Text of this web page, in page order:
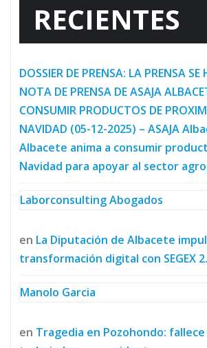
RECIENTES
DOSSIER DE PRENSA: LA PRENSA SE
NOTA DE PRENSA DE ASAJA
CONSUMIR PRODUCTOS DE
NAVIDAD (05-12-2025) – ASAJA
Albacete anima a consumir
Navidad para apoyar al sector
Laborconsulting Abogados
en La Diputación de Albacete
transformación digital con SEGEX
Manolo Garcia
en Tragedia en Pozohondo: fallece